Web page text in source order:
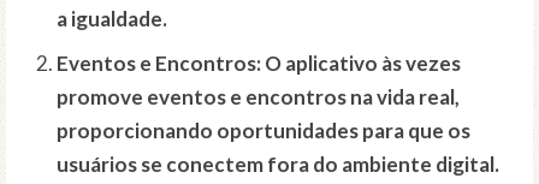
a igualdade.
Eventos e Encontros:O aplicativo às vezes
promove eventos e encontros na vida real,
proporcionando oportunidades para que os
usuários se conectem fora do ambiente digital.